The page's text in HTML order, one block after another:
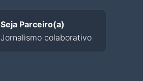
Seja Parceiro(a)
Jornalismo colaborativo